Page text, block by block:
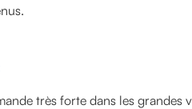
très forte dans les grandes